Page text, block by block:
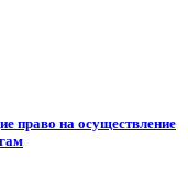
право на осуществление